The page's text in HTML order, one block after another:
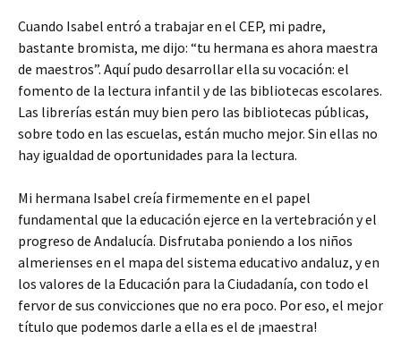
Cuando Isabel entró a trabajar en el CEP, mi padre,
bastante bromista, me dijo: “tu hermana es ahora maestra
de maestros”. Aquí pudo desarrollar ella su vocación: el
fomento de la lectura infantil y de las bibliotecas escolares.
Las librerías están muy bien pero las bibliotecas públicas,
sobre todo en las escuelas, están mucho mejor. Sin ellas no
hay igualdad de oportunidades para la lectura.
Mi hermana Isabel creía firmemente en el papel
fundamental que la educación ejerce en la vertebración y el
progreso de Andalucía. Disfrutaba poniendo a los niños
almerienses en el mapa del sistema educativo andaluz, y en
los valores de la Educación para la Ciudadanía, con todo el
fervor de sus convicciones que no era poco. Por eso, el mejor
título que podemos darle a ella es el de ¡maestra!